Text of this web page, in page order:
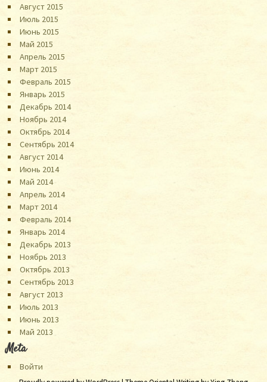
Август 2015
Июль 2015
Июнь 2015
Май 2015
Апрель 2015
Март 2015
Февраль 2015
Январь 2015
Декабрь 2014
Ноябрь 2014
Октябрь 2014
Сентябрь 2014
Август 2014
Июнь 2014
Май 2014
Апрель 2014
Март 2014
Февраль 2014
Январь 2014
Декабрь 2013
Ноябрь 2013
Октябрь 2013
Сентябрь 2013
Август 2013
Июль 2013
Июнь 2013
Май 2013
Meta
Войти